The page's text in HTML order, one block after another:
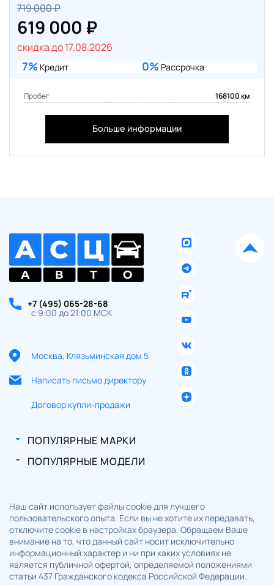
719 000 ₽
619 000 ₽
скидка до 17.08.2026
7% Кредит 0% Рассрочка
Пробег 168100 км
Больше информации
+7 (495) 065-28-68
с 9:00 до 21:00 МСК
Москва, Клязьминская дом 5
Написать письмо директору
Договор купли-продажи
ПОПУЛЯРНЫЕ МАРКИ
ПОПУЛЯРНЫЕ МОДЕЛИ
Наш сайт использует файлы cookie для лучшего
пользовательского опыта. Если вы не хотите их передавать,
отключите cookie в настройках браузера. Обращаем Ваше
внимание на то, что данный сайт носит исключительно
информационный характер и ни при каких условиях не
является публичной офертой, определяемой положениями
статьи 437 Гражданского кодекса Российской Федерации.